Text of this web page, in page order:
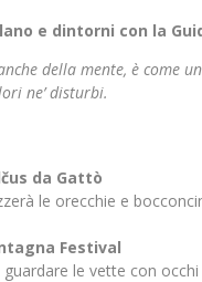
e dintorni con la
della mente, è come
ne’ disturbi.
da Gattò
le orecchie e
Festival
le vette con